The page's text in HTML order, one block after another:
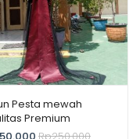
Pesta mewah
Premium